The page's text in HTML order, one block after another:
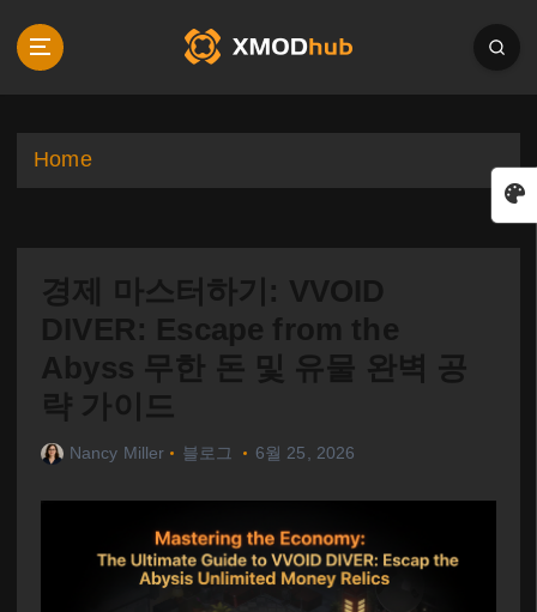
p
Home
경제 마스터하기: VVOID
DIVER: Escape from the
Abyss 무한 돈 및 유물 완벽 공
략 가이드
Nancy Miller 블로그 6월 25, 2026